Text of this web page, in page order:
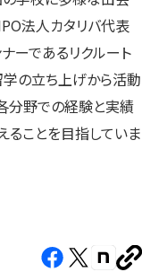
法人カタリバ代表
ーであるリクルート
学の立ち上げから活動
分野での経験と実績
ることを目指していま
Facebook（新
X（新 note（新